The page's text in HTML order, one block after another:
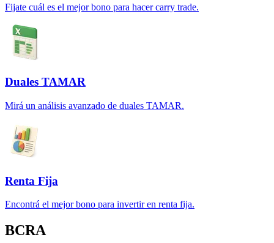
Fijate cuál es el mejor bono para hacer carry trade.
Duales TAMAR
Mirá un análisis avanzado de duales TAMAR.
Renta Fija
Encontrá el mejor bono para invertir en renta fija.
BCRA